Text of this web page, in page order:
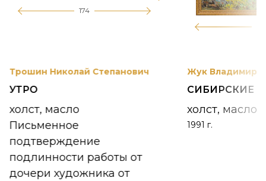
174
Трошин Николай Степанович
УТРО
холст, масло
Письменное
подтверждение
подлинности работы от
дочери художника от
Жук Владимир
СИБИРСКИЕ
холст, масло
1991 г.